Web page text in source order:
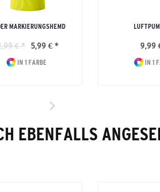
MARKIERUNGSHEMD
€ * 5,99 € *
IN 1 FARBE
9,99
IN 1
EBENFALLS